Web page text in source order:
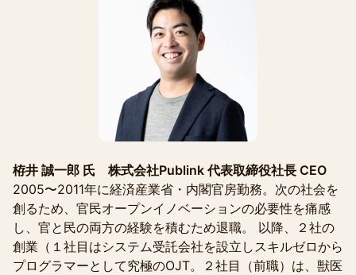
栫井 誠一郎 氏 株式会社Publink 代表取締役社長 CEO
2005〜2011年に経済産業省・内閣官房勤務。次の社会を
創るため、官民オープンイノベーションの必要性を痛感
し、官と民の両方の経験を積むため退職。 以降、２社の
創業（１社目はシステム受託会社を設立しスキルゼロから
プログラマーとして究極のOJT。２社目（前職）は、獣医